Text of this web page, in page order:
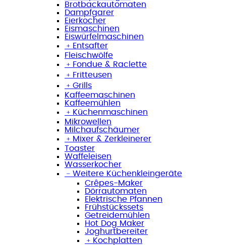
Brotbackautomaten
Dampfgarer
Eierkocher
Eismaschinen
Eiswürfelmaschinen
﹢ Entsafter
Fleischwölfe
﹢ Fondue & Raclette
﹢ Fritteusen
﹢ Grills
Kaffeemaschinen
Kaffeemühlen
﹢ Küchenmaschinen
Mikrowellen
Milchaufschäumer
﹢ Mixer & Zerkleinerer
Toaster
Waffeleisen
Wasserkocher
﹣ Weitere Küchenkleingeräte
Crêpes-Maker
Dörrautomaten
Elektrische Pfannen
Frühstückssets
Getreidemühlen
Hot Dog Maker
Joghurtbereiter
﹢ Kochplatten